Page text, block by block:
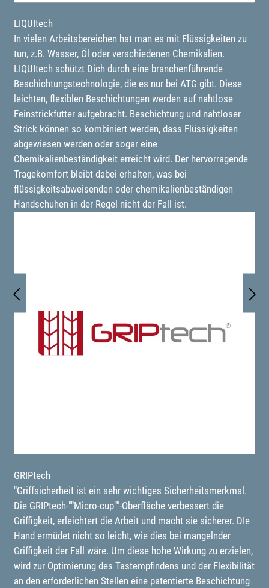
LIQUItech
In vielen Arbeitsbereichen hat man es mit Flüssigkeiten zu
tun, z.B. Wasser, Öl oder verschiedenen Chemikalien.
LIQUItech schützt Dich durch eine branchenführende
Beschichtungstechnologie, die es nur bei ATG gibt. Diese
leichten, flexiblen Beschichtungen werden auf nahtlose
Feinstrickfutter aufgebracht. Beschichtung und nahtloser
Strick können so kombiniert werden, dass Flüssigkeiten
abgewiesen werden oder sogar eine
Chemikalienbeständigkeit erreicht wird. Der hervorragende
Tragekomfort bleibt dabei erhalten, was bei
flüssigkeitsabweisenden oder chemikalienbeständigen
Handschuhen in der Regel nicht der Fall ist.
GRIPtech
"Griffsicherheit ist ein sehr wichtiges Sicherheitsmerkmal.
Die GRIPtech-""Micro-cup""-Oberfläche verbessert die
Griffigkeit, erleichtert die Arbeit und macht sie sicherer. DIe
Hand ermüdet nicht so leicht, wie dies bei mangelnder
Griffigkeit der Fall wäre. Um diese hohe Wirkung zu erzielen,
wird zur Optimierung des Tastempfindens und der Flexibilität
an den erforderlichen Stellen eine patentierte Beschichtung